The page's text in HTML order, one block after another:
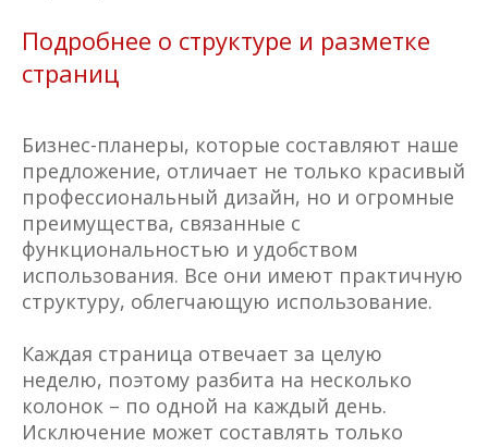
Подробнее о структуре и разметке
страниц
Бизнес-планеры, которые составляют наше
предложение, отличает не только красивый
профессиональный дизайн, но и огромные
преимущества, связанные с
функциональностью и удобством
использования. Все они имеют практичную
структуру, облегчающую использование.
Каждая страница отвечает за целую
неделю, поэтому разбита на несколько
колонок – по одной на каждый день.
Исключение может составлять только